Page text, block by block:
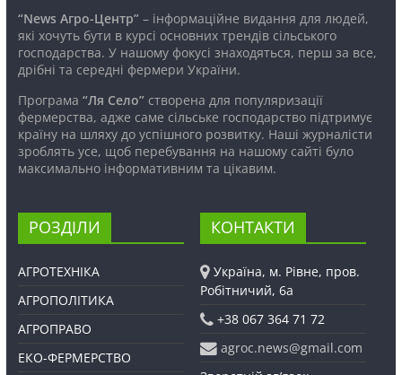
“News Агро-Центр”– інформаційне видання для людей,
які хочуть бути в курсі основних трендів сільського
господарства. У нашому фокусі знаходяться, перш за все,
дрібні та середні фермери України.
Програма “Ля Село”створена для популяризації
фермерства, адже саме сільське господарство підтримує
країну на шляху до успішного розвитку. Наші журналісти
зроблять усе, щоб перебування на нашому сайті було
максимально інформативним та цікавим.
РОЗДІЛИ
АГРОТЕХНІКА
АГРОПОЛІТИКА
АГРОПРАВО
ЕКО-ФЕРМЕРСТВО
КОНТАКТИ
Україна, м. Рівне, пров.
Робітничий, 6а
+38 067 364 71 72
agroc.news@gmail.com